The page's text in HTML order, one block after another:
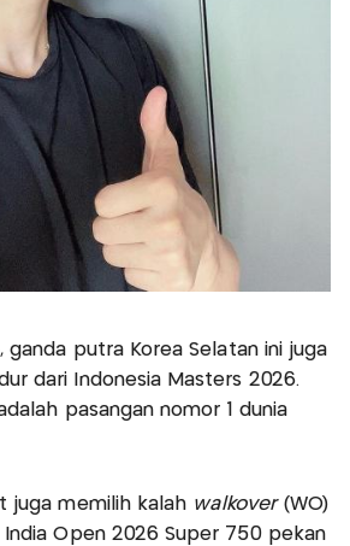
ganda putra Korea Selatan ini juga
dari Indonesia Masters 2026.
pasangan nomor 1 dunia
juga memilih kalah walkover(WO)
Open 2026 Super 750 pekan